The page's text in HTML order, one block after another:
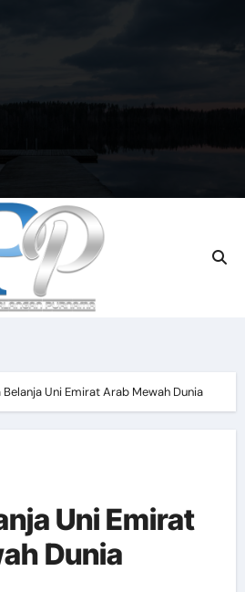
Belanja Uni Emirat Arab Mewah Dunia
Uni Emirat
Dunia